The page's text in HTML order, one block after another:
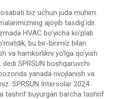
biz uchun juda muhim.
ajoyib tasdig'idir.
HVAC bo'yicha ko'plab
bu bir-birimiz bilan
va hamkorlikni yo'lga qo'yish
SPRSUN boshqaruvchi
yanada rivojlanish va
SPRSUN Intersolar 2024
tashrif buyurgan barcha tashrif